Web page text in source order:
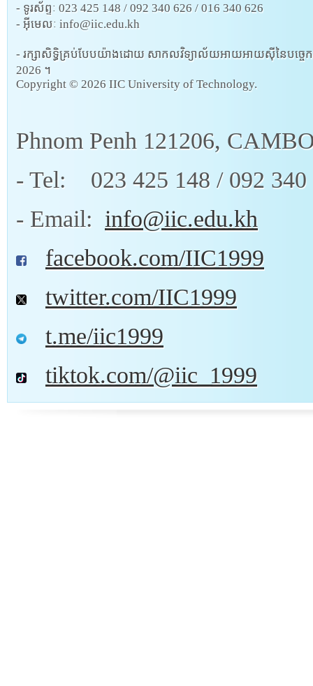
- ទូរស័ព្ទៈ 023 425 148 / 092 340 626 / 016 340 626
- អ៊ីមេលៈ info@iic.edu.kh
- រក្សាសិទ្ធិគ្រប់បែបយ៉ាងដោយ សាកលវិទ្យាល័យអាយអាយស៊ីនៃបច្ចេកវិទ្
2026 ។
Copyright © 2026 IIC University of Technology.
Phnom Penh 121206,
- Tel: 023 425 148 / 092 340
- Email: info@iic.edu.kh
facebook.com/IIC1999
twitter.com/IIC1999
t.me/iic1999
tiktok.com/@iic_1999